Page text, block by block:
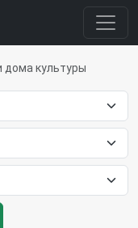
культуры